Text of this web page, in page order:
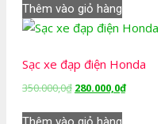
là:
350.000,0₫.
Thêm vào giỏ hàng
Sạc xe đạp điện Honda
350.000,0₫ Giá
là:
280.000,0₫Giá